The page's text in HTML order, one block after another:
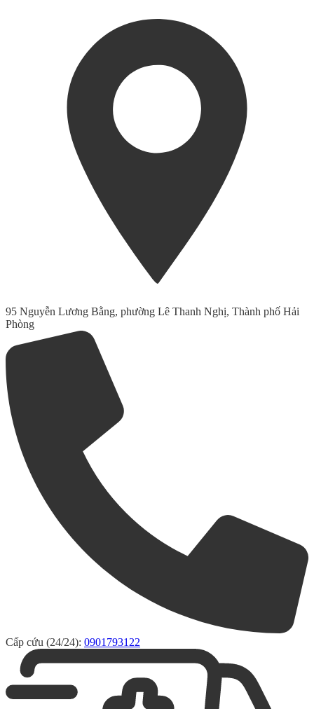
95 Nguyễn Lương Bằng, phường Lê Thanh Nghị, Thành phố Hải
Phòng
Cấp cứu (24/24): 0901793122